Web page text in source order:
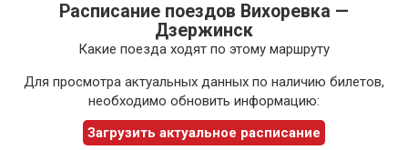
Расписание поездов Вихоревка —
Дзержинск
Какие поезда ходят по этому маршруту
Для просмотра актуальных данных по наличию билетов,
необходимо обновить информацию:
Загрузить актуальное расписание